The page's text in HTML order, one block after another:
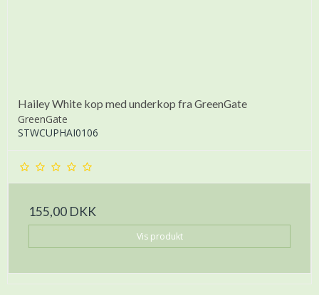
Hailey White kop med underkop fra GreenGate
GreenGate
STWCUPHAI0106
155,00 DKK
Vis produkt